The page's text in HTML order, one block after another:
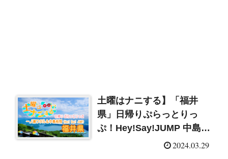
土曜はナニする】「福井
県」日帰りぷらっとりっ
ぷ！Hey!Say!JUMP 中島裕
翔＆一ノ瀬ワタル 2024.03.29